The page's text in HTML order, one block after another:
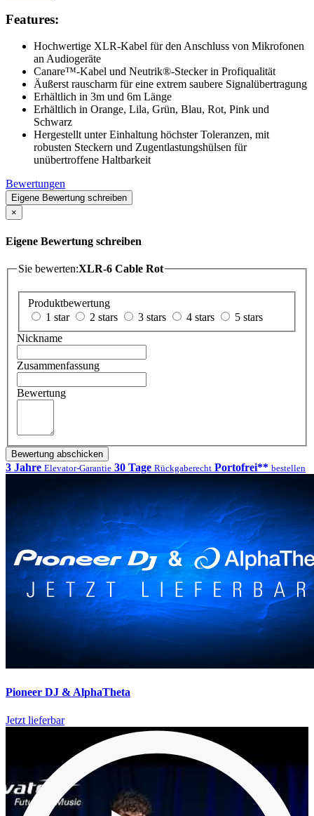
Features:
Hochwertige XLR-Kabel für den Anschluss von Mikrofonen
an Audiogeräte
Canare™-Kabel und Neutrik®-Stecker in Profiqualität
Äußerst rauscharm für eine extrem saubere Signalübertragung
Erhältlich in 3m und 6m Länge
Erhältlich in Orange, Lila, Grün, Blau, Rot, Pink und
Schwarz
Hergestellt unter Einhaltung höchster Toleranzen, mit
robusten Steckern und Zugentlastungshülsen für
unübertroffene Haltbarkeit
Bewertungen
Eigene Bewertung schreiben
×
Eigene Bewertung schreiben
Sie bewerten:XLR-6 Cable Rot
Produktbewertung
1 star
2 stars 3 stars 4 stars
5 stars
Nickname
Zusammenfassung
Bewertung
Bewertung abschicken
3 Jahre Elevator-Garantie 30 Tage Rückgaberecht Portofrei** bestellen
Pioneer DJ & AlphaTheta
Jetzt lieferbar